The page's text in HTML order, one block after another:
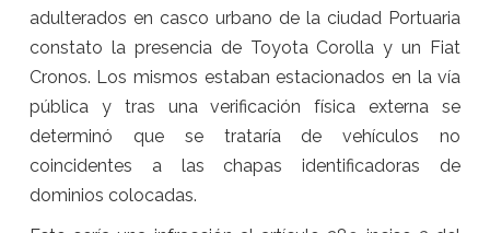
adulterados en casco urbano de la ciudad Portuaria
constato la presencia de Toyota Corolla y un Fiat
Cronos. Los mismos estaban estacionados en la vía
pública y tras una verificación física externa se
determinó que se trataría de vehículos no
coincidentes a las chapas identificadoras de
dominios colocadas.